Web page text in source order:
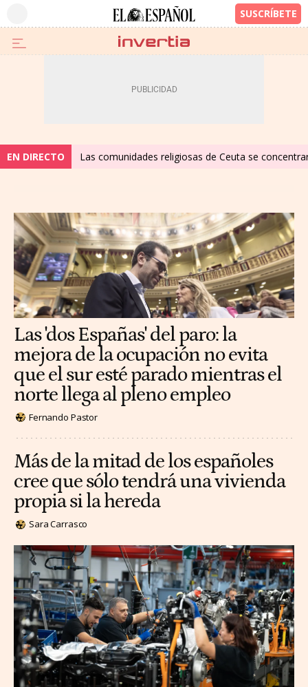
EN DIRECTO Las comunidades religiosas de Ceuta se
Las 'dos Españas' del paro: la
mejora de la ocupación no evita
que el sur esté parado mientras el
norte llega al pleno empleo
Fernando Pastor
Más de la mitad de los españoles
cree que sólo tendrá una vivienda
propia si la hereda
Sara Carrasco